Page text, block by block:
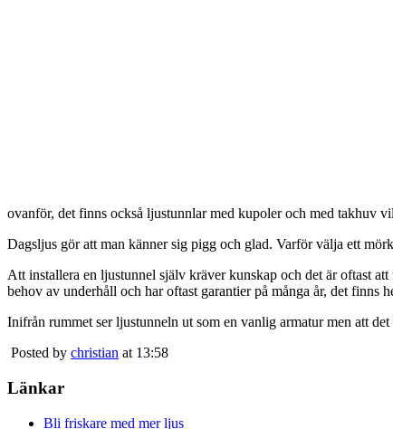
ovanför, det finns också ljustunnlar med kupoler och med takhuv
Dagsljus gör att man känner sig pigg och glad. Varför välja ett
Att installera en ljustunnel själv kräver kunskap och det är oftast
behov av underhåll och har oftast garantier på många år, det finns
Inifrån rummet ser ljustunneln ut som en vanlig armatur men att
Posted by christian at 13:58
Länkar
Bli friskare med mer ljus